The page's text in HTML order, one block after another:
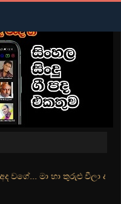
වීලා දෑසේ කදුළු